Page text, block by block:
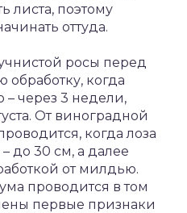
листа, поэтому
оттуда.
росы перед
когда
– через 3 недели,
От виноградной
когда лоза
до 30 см, а далее
от милдью.
проводится в том
первые признаки